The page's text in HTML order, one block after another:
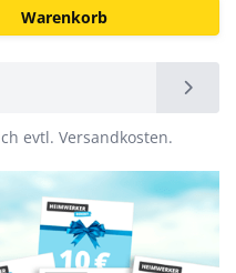
Warenkorb
evtl. Versandkosten.